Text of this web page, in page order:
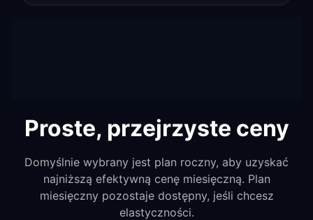
Proste, przejrzyste ceny
Domyślnie wybrany jest plan roczny, aby uzyskać
najniższą efektywną cenę miesięczną. Plan
miesięczny pozostaje dostępny, jeśli chcesz
elastyczności.